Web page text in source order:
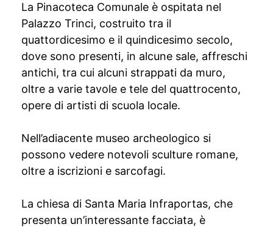
La Pinacoteca Comunale è ospitata nel
Palazzo Trinci, costruito tra il
quattordicesimo e il quindicesimo secolo,
dove sono presenti, in alcune sale, affreschi
antichi, tra cui alcuni strappati da muro,
oltre a varie tavole e tele del quattrocento,
opere di artisti di scuola locale.
Nell’adiacente museo archeologico si
possono vedere notevoli sculture romane,
oltre a iscrizioni e sarcofagi.
La chiesa di Santa Maria Infraportas, che
presenta un’interessante facciata, è